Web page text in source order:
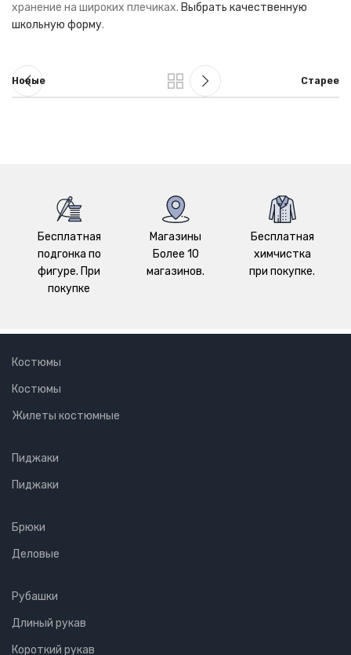
хранение на широких плечиках. Выбрать качественную
школьную форму.
Новые Старее
Бесплатная
подгонка по
фигуре. При
покупке
Магазины
Более 10
магазинов.
Бесплатная
химчистка
при покупке.
Костюмы
Костюмы
Жилеты костюмные
Пиджаки
Пиджаки
Брюки
Деловые
Рубашки
Длиный рукав
Короткий рукав